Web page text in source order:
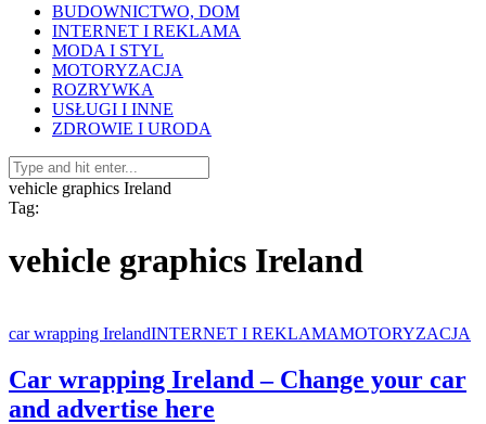
BUDOWNICTWO, DOM
INTERNET I REKLAMA
MODA I STYL
MOTORYZACJA
ROZRYWKA
USŁUGI I INNE
ZDROWIE I URODA
vehicle graphics Ireland
Tag:
vehicle graphics Ireland
car wrapping IrelandINTERNET I REKLAMAMOTORYZACJA
Car wrapping Ireland – Change your car
and advertise here